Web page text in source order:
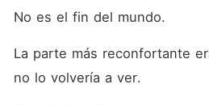
No es el fin del mundo.
La parte más reconfortante
no lo volvería a ver.